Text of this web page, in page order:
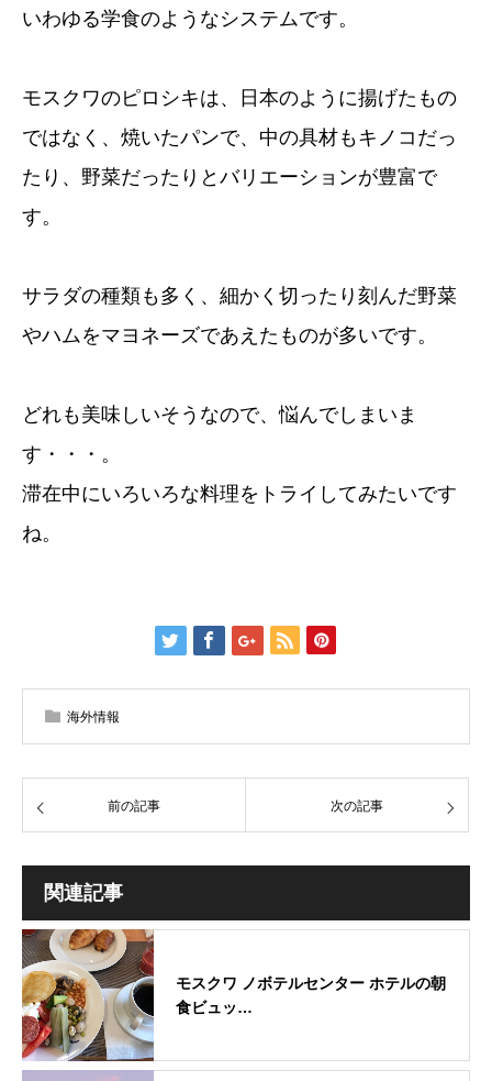
いわゆる学食のようなシステムです。
モスクワのピロシキは、日本のように揚げたもの
ではなく、焼いたパンで、中の具材もキノコだっ
たり、野菜だったりとバリエーションが豊富で
す。
サラダの種類も多く、細かく切ったり刻んだ野菜
やハムをマヨネーズであえたものが多いです。
どれも美味しいそうなので、悩んでしまいま
す・・・。
滞在中にいろいろな料理をトライしてみたいです
ね。
海外情報
前の記事 次の記事
関連記事
モスクワ ノボテルセンター ホテルの朝
食ビュッ…